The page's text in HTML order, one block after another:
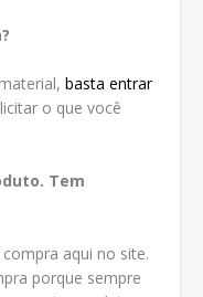
basta entrar
o que você
Tem
aqui no site.
porque sempre